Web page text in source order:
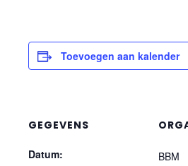
Toevoegen aan kalender
GEGEVENS
Datum:
BBM